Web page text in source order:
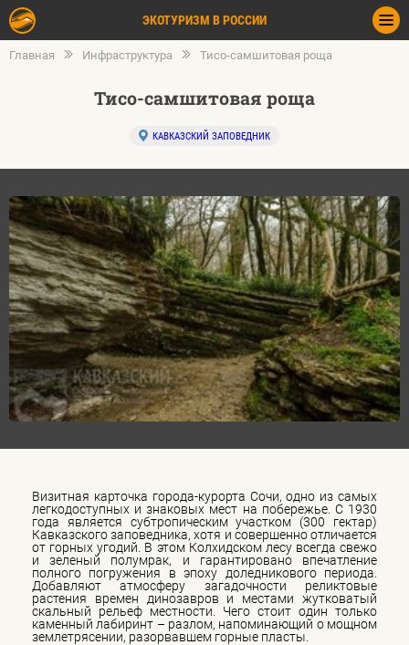
ЭКОТУРИЗМ В РОССИИ
Главная Инфраструктура Тисо-самшитовая роща
Тисо-самшитовая роща
КАВКАЗСКИЙ ЗАПОВЕДНИК
Визитная карточка города-курорта Сочи, одно из самых
легкодоступных и знаковых мест на побережье. С 1930
года является субтропическим участком (300 гектар)
Кавказского заповедника, хотя и совершенно отличается
от горных угодий. В этом Колхидском лесу всегда свежо
и зеленый полумрак, и гарантировано впечатление
полного погружения в эпоху доледникового периода.
Добавляют атмосферу загадочности реликтовые
растения времен динозавров и местами жутковатый
скальный рельеф местности. Чего стоит один только
каменный лабиринт – разлом, напоминающий о мощном
землетрясении, разорвавшем горные пласты.